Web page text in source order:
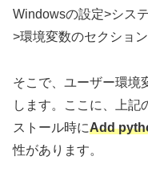
Windowsの設定>シス
>環境変数のセクショ
そこで、ユーザー環境
します。ここに、上記
ストール時にAdd
性があります。